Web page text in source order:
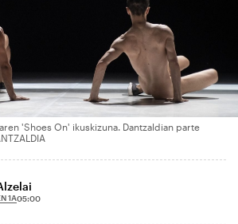
'Shoes On' ikuskizuna. Dantzaldian parte
1A05:00